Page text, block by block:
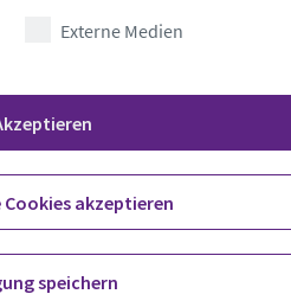
26 besten
Text für den «Ü 18»-
werden
Externe Medien
Cookies akzeptieren
speichern